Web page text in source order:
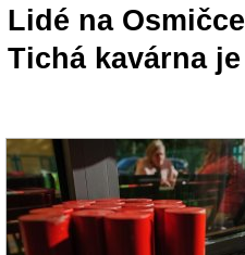
Lidé na
Tichá kavárna